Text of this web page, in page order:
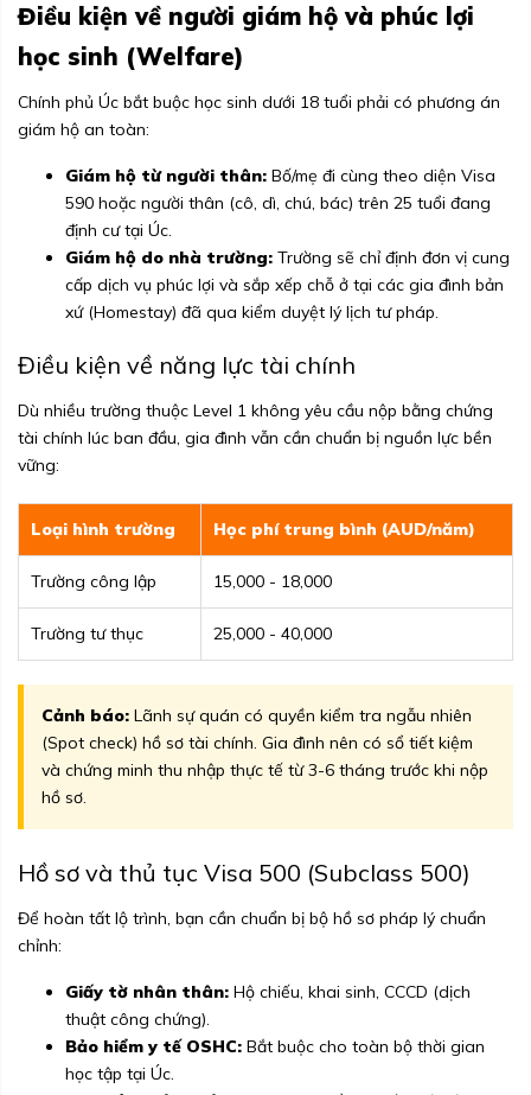
Điều kiện về người giám hộ và phúc lợi
học sinh (Welfare)
Chính phủ Úc bắt buộc học sinh dưới 18 tuổi phải có phương án
giám hộ an toàn:
Giám hộ từ người thân: Bố/mẹ đi cùng theo diện Visa
590 hoặc người thân (cô, dì, chú, bác) trên 25 tuổi đang
định cư tại Úc.
Giám hộ do nhà trường: Trường sẽ chỉ định đơn vị cung
cấp dịch vụ phúc lợi và sắp xếp chỗ ở tại các gia đình bản
xứ (Homestay) đã qua kiểm duyệt lý lịch tư pháp.
Điều kiện về năng lực tài chính
Dù nhiều trường thuộc Level 1 không yêu cầu nộp bằng chứng
tài chính lúc ban đầu, gia đình vẫn cần chuẩn bị nguồn lực bền
vững:
Loại hình trường Học phí trung bình (AUD/năm)
Trường công lập 15,000 - 18,000
Trường tư thục 25,000 - 40,000
Cảnh báo: Lãnh sự quán có quyền kiểm tra ngẫu nhiên
(Spot check) hồ sơ tài chính. Gia đình nên có sổ tiết kiệm
và chứng minh thu nhập thực tế từ 3-6 tháng trước khi nộp
hồ sơ.
Hồ sơ và thủ tục Visa 500 (Subclass 500)
Để hoàn tất lộ trình, bạn cần chuẩn bị bộ hồ sơ pháp lý chuẩn
chỉnh:
Giấy tờ nhân thân: Hộ chiếu, khai sinh, CCCD (dịch
thuật công chứng).
Bảo hiểm y tế OSHC: Bắt buộc cho toàn bộ thời gian
học tập tại Úc.